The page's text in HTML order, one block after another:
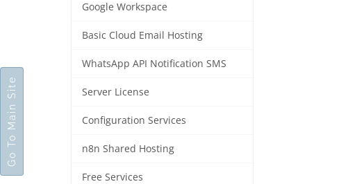
Google Workspace
Basic Cloud Email Hosting
WhatsApp API Notification SMS
Server License
Configuration Services
n8n Shared Hosting
Free Services
Go To Main Site